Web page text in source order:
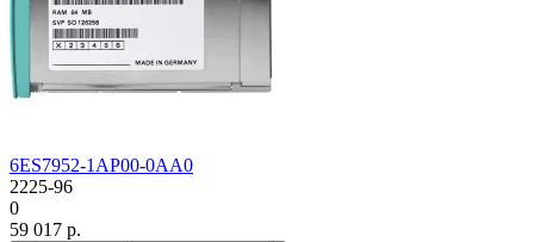
6ES7952-1AP00-0AA0
2225-96
0
59 017 р.